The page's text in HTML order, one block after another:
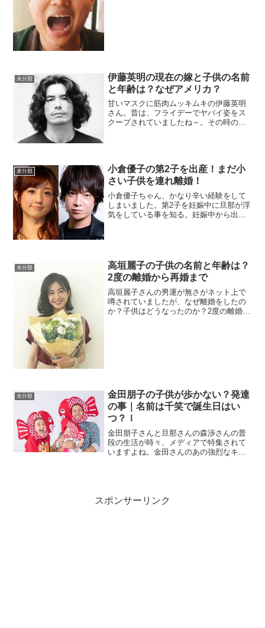
未分類
伊藤英明の現在の嫁と子供の名前
と年齢は？なぜアメリカ？
甘いマスクに筋肉ムッキムキの伊藤英明
さん。昔は、フライデーでヤバイ姿をス
クープされていましたね～。その時の印
未分類
小倉優子の第2子を出産！まだ小
さい子供を連れ離婚！
小倉優子ちゃん、かなり辛い経験をして
しまいました。第2子を妊娠中に旦那が浮
気をしている事を知る。妊娠中から出産
未分類
高垣麗子の子供の名前と年齢は？
2度の離婚から再婚まで
高垣麗子さんの男運が無さがネット上で
噂されていましたが、なぜ離婚をしたの
か？子供はどうなったのか？2度の離婚か
未分類
金田朋子の子供が歩かない？発達
の事｜名前は千笑で誕生日はい
つ？ｌ
金田朋子さんと旦那さんの森渉さんの普
段の生活が時々、メディアで特集されて
いますよね。金田さんのあの強烈なキャ
スポンサーリンク